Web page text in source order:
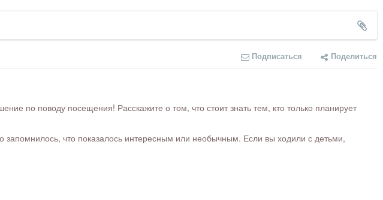
Подписаться Поделиться
по поводу посещения! Расскажите о том, что стоит знать тем, кто только планирует
что показалось интересным или необычным. Если вы ходили с детьми,